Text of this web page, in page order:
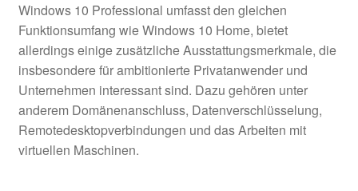
Windows 10 Professional umfasst den gleichen
Funktionsumfang wie Windows 10 Home, bietet
allerdings einige zusätzliche Ausstattungsmerkmale, die
insbesondere für ambitionierte Privatanwender und
Unternehmen interessant sind. Dazu gehören unter
anderem Domänenanschluss, Datenverschlüsselung,
Remotedesktopverbindungen und das Arbeiten mit
virtuellen Maschinen.